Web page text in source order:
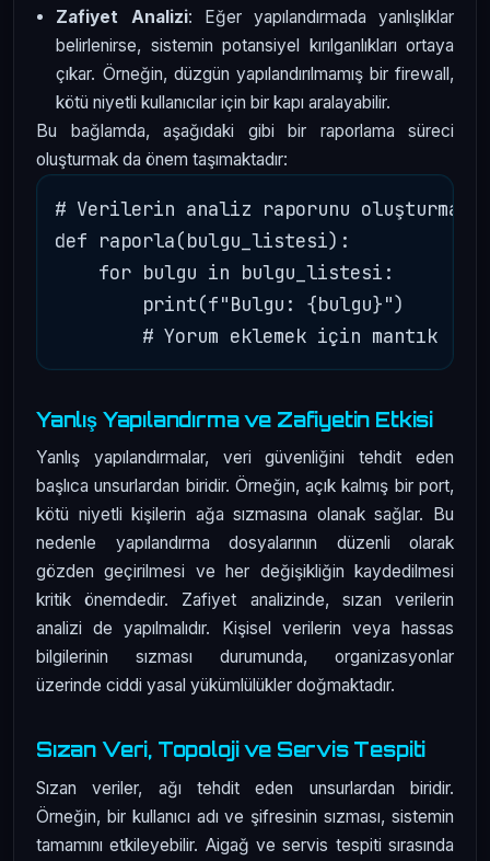
Zafiyet Analizi: Eğer yapılandırmada yanlışlıklar
belirlenirse, sistemin potansiyel kırılganlıkları ortaya
çıkar. Örneğin, düzgün yapılandırılmamış bir firewall,
kötü niyetli kullanıcılar için bir kapı aralayabilir.
Bu bağlamda, aşağıdaki gibi bir raporlama süreci
oluşturmak da önem taşımaktadır:
# Verilerin analiz raporunu oluşturma
def raporla(bulgu_listesi):
    for bulgu in bulgu_listesi:
        print(f"Bulgu: {bulgu}")
Yanlış Yapılandırma ve Zafiyetin Etkisi
Yanlış yapılandırmalar, veri güvenliğini tehdit eden
başlıca unsurlardan biridir. Örneğin, açık kalmış bir port,
kötü niyetli kişilerin ağa sızmasına olanak sağlar. Bu
nedenle yapılandırma dosyalarının düzenli olarak
gözden geçirilmesi ve her değişikliğin kaydedilmesi
kritik önemdedir. Zafiyet analizinde, sızan verilerin
analizi de yapılmalıdır. Kişisel verilerin veya hassas
bilgilerinin sızması durumunda, organizasyonlar
üzerinde ciddi yasal yükümlülükler doğmaktadır.
Sızan Veri, Topoloji ve Servis Tespiti
Sızan veriler, ağı tehdit eden unsurlardan biridir.
Örneğin, bir kullanıcı adı ve şifresinin sızması, sistemin
tamamını etkileyebilir. Aigağ ve servis tespiti sırasında